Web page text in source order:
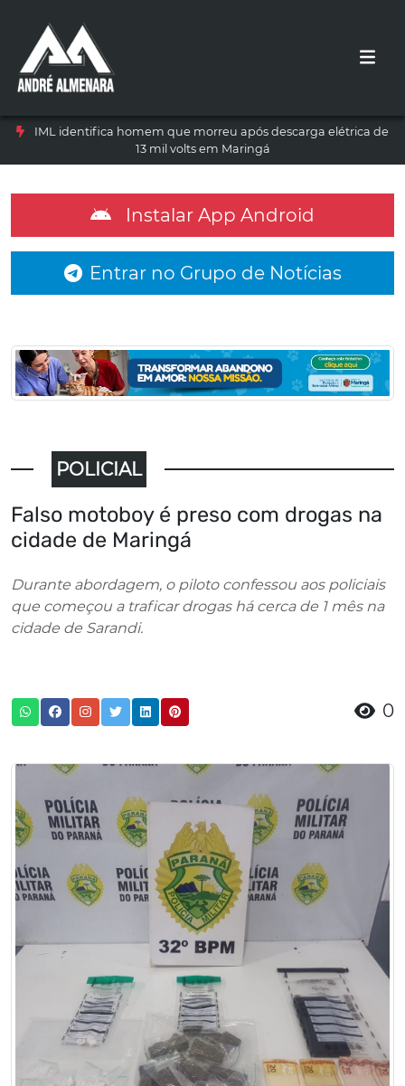
IML identifica homem que morreu após descarga elétrica de
13 mil volts em Maringá
Instalar App Android
Entrar no Grupo de Notícias
POLICIAL
Falso motoboy é preso com drogas na
cidade de Maringá
Durante abordagem, o piloto confessou aos policiais
que começou a traficar drogas há cerca de 1 mês na
cidade de Sarandi.
0